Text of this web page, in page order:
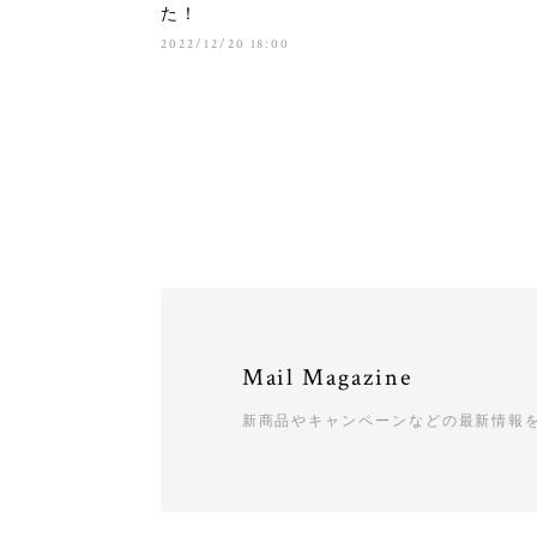
た！
2022/12/20 18:00
Mail Magazine
新商品やキャンペーンなどの最新情報